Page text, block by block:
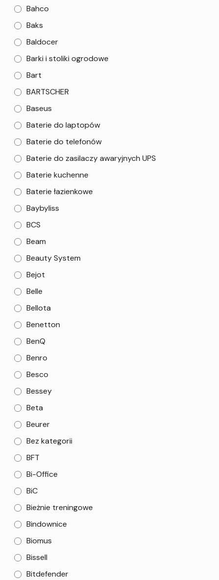
Bahco
Baks
Baldocer
Barki i stoliki ogrodowe
Bart
BARTSCHER
Baseus
Baterie do laptopów
Baterie do telefonów
Baterie do zasilaczy awaryjnych UPS
Baterie kuchenne
Baterie łazienkowe
Baybyliss
BCS
Beam
Beauty System
Bejot
Belle
Bellota
Benetton
BenQ
Benro
Besco
Bessey
Beta
Beurer
Bez kategorii
BFT
Bi-Office
BiC
Bieżnie treningowe
Bindownice
Biomus
Bissell
Bitdefender